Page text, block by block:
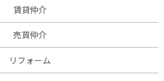
賃貸仲介
売買仲介
リフォーム